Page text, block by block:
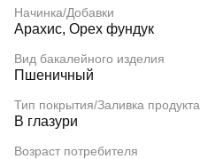
Начинка/Добавки
Арахис, Орех фундук
Вид бакалейного изделия
Пшеничный
Тип покрытия/Заливка продукта
В глазури
Возраст потребителя